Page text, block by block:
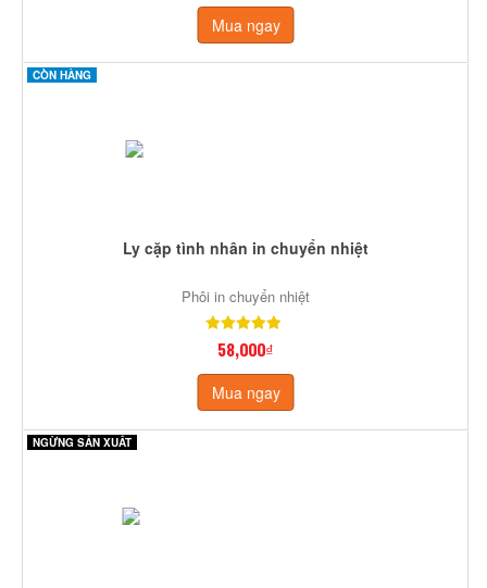
Mua ngay
CÒN HÀNG
Ly cặp tình nhân in chuyển nhiệt
Phôi in chuyển nhiệt
58,000₫
Mua ngay
NGỪNG SẢN XUẤT